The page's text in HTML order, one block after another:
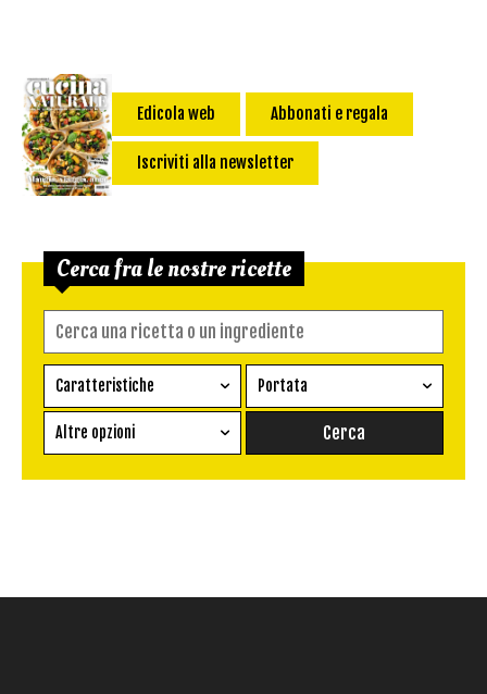
Edicola web Abbonati e regala
Iscriviti alla newsletter
Cerca fra le nostre ricette
Caratteristiche
Ricetta vegetariana
Senza glutine
Portata
Conserva
Altre opzioni